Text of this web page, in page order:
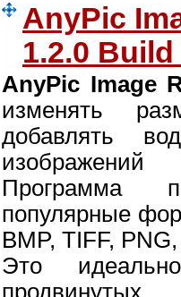
AnyPic
1.2.0 Build
AnyPic Image
изменять
добавлять
Программа
популярные
BMP, TIFF,
Это